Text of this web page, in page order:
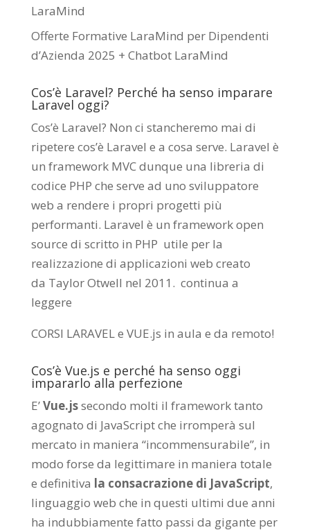
LaraMind
Offerte Formative LaraMind per Dipendenti
d’Azienda 2025 + Chatbot LaraMind
Cos’è Laravel? Perché ha senso imparare
Laravel oggi?
Cos’è Laravel? Non ci stancheremo mai di
ripetere cos’è Laravel e a cosa serve. Laravel è
un framework MVC dunque una libreria di
codice PHP che serve ad uno sviluppatore
web a rendere i propri progetti più
performanti. Laravel è un framework open
source di scritto in PHP utile per la
realizzazione di applicazioni web creato
da Taylor Otwell nel 2011. continua a
leggere
CORSI LARAVEL e VUE.js in aula e da remoto!
Cos’è Vue.js e perché ha senso oggi
impararlo alla perfezione
E’Vue.jssecondo molti il framework tanto
agognato di JavaScript che irromperà sul
mercato in maniera “incommensurabile”, in
modo forse da legittimare in maniera totale
e definitiva la consacrazione di JavaScript,
linguaggio web che in questi ultimi due anni
ha indubbiamente fatto passi da gigante per